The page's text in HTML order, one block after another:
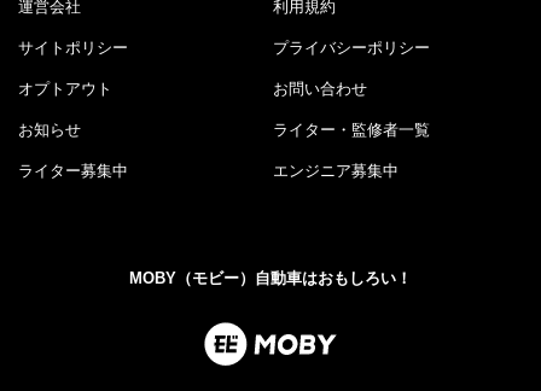
運営会社 利用規約
サイトポリシー プライバシーポリシー
オプトアウト お問い合わせ
お知らせ ライター・監修者一覧
ライター募集中 エンジニア募集中
MOBY（モビー）自動車はおもしろい！